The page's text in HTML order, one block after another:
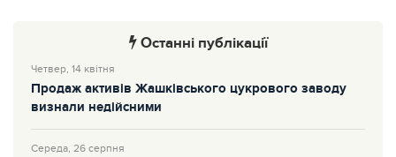
Останні публікації
Четвер, 14 квітня
Продаж активів Жашківського цукрового заводу
визнали недійсними
Середа, 26 серпня